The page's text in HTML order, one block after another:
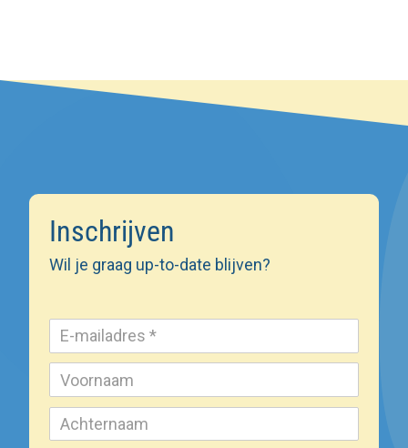
Inschrijven
Wil je graag up-to-date blijven?